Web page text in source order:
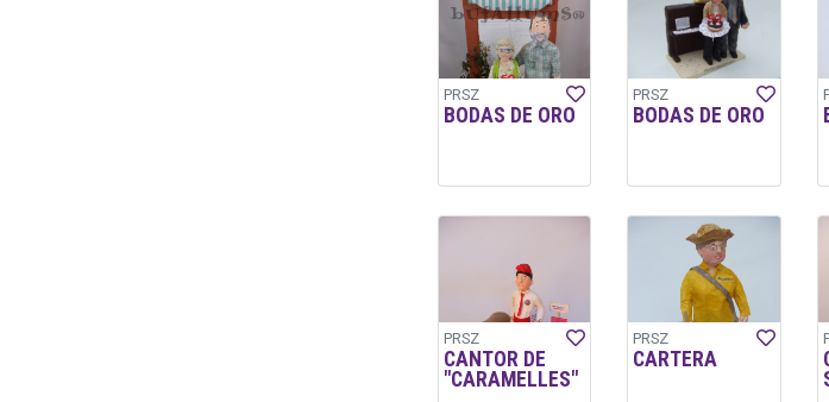
PRSZ
BODAS DE ORO
PRSZ
BODAS DE ORO
PRSZ
CANTOR DE
"CARAMELLES"
PRSZ
CARTERA